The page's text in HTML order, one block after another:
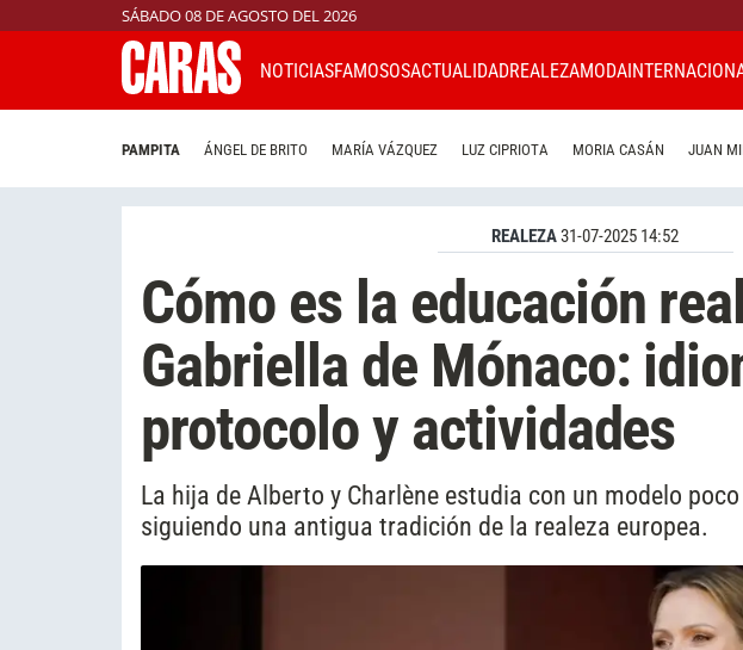
SÁBADO 08 DE AGOSTO DEL 2026
NOTICIASFAMOSOSACTUALIDADREALEZAMODA
PAMPITA ÁNGEL DE BRITO MARÍA VÁZQUEZ LUZ CIPRIOTA MORIA CASÁN JUAN
REALEZA31-07-2025 14:52
Cómo es la educación
Gabriella de Mónaco:
protocolo y actividades
La hija de Alberto y Charlène estudia con un modelo
siguiendo una antigua tradición de la realeza europea.